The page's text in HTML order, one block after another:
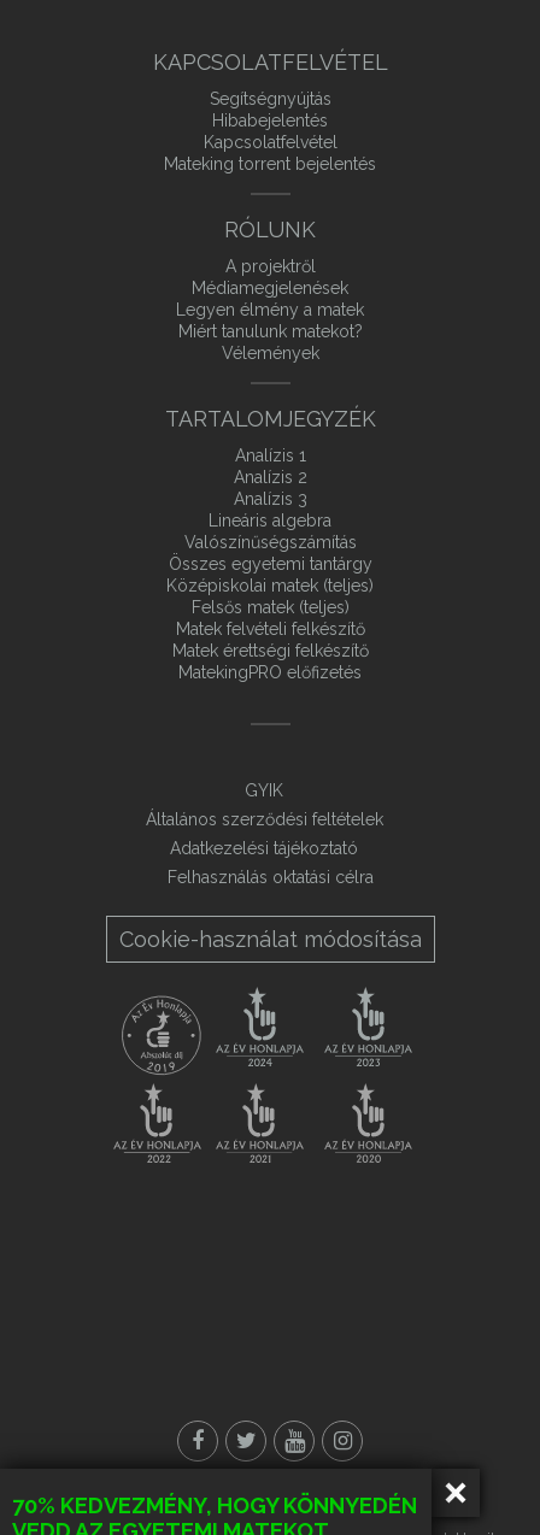
70% KEDVEZMÉNY, HOGY KÖNNYEDÉN
KAPCSOLATFELVÉTEL
Segítségnyújtás
Hibabejelentés
Kapcsolatfelvétel
Mateking torrent bejelentés
RÓLUNK
A projektről
Médiamegjelenések
Legyen élmény a matek
Miért tanulunk matekot?
Vélemények
TARTALOMJEGYZÉK
Analízis 1
Analízis 2
Analízis 3
Lineáris algebra
Valószínűségszámítás
Összes egyetemi tantárgy
Középiskolai matek (teljes)
Felsős matek (teljes)
Matek felvételi felkészítő
Matek érettségi felkészítő
MatekingPRO előfizetés
GYIK
Általános szerződési feltételek
Adatkezelési tájékoztató
Felhasználás oktatási célra
Cookie-használat módosítása
© Minden jog fenntartva!